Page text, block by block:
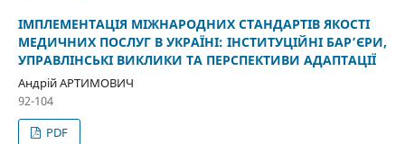
ІМПЛЕМЕНТАЦІЯ МІЖНАРОДНИХ СТАНДАРТІВ ЯКОСТІ
МЕДИЧНИХ ПОСЛУГ В УКРАЇНІ: ІНСТИТУЦІЙНІ БАР’ЄРИ,
УПРАВЛІНСЬКІ ВИКЛИКИ ТА ПЕРСПЕКТИВИ АДАПТАЦІЇ
Андрій АРТИМОВИЧ
92-104
PDF